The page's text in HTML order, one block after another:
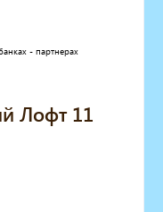
- партнерах
Лофт 11